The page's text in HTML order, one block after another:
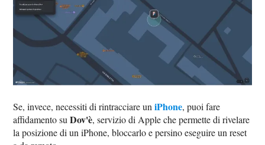
Se, invece, necessiti di rintracciare uniPhone, puoi fare
affidamento suDov'è, servizio di Apple che permette di rivelare
la posizione di un iPhone, bloccarlo e persino eseguire un reset